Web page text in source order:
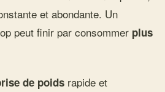
et abondante. Un
peut finir par consommer plus
de poids rapide et